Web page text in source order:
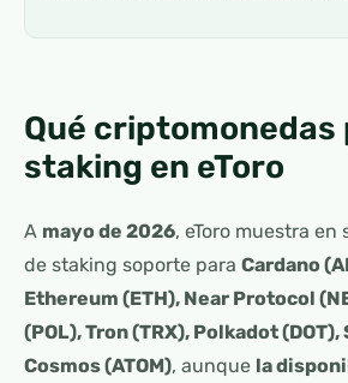
Qué
staking en eToro
A mayo de 2026, eToro muestra
de staking soporte para Cardano
Ethereum (ETH), Near Protocol
(POL), Tron (TRX), Polkadot (DOT),
Cosmos (ATOM), aunque la